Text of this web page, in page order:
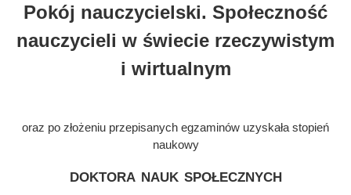
Pokój nauczycielski. Społeczność
nauczycieli w świecie rzeczywistym
i wirtualnym
oraz po złożeniu przepisanych egzaminów uzyskała stopień
naukowy
doktora nauk społecznych